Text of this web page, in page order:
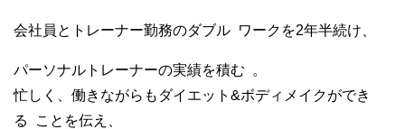
会社員とトレーナー勤務のダブル ワークを2年半続け、
パーソナルトレーナーの実績を積む
。
忙しく、働きながらもダイエット&ボディメイクができ
る
ことを伝え、